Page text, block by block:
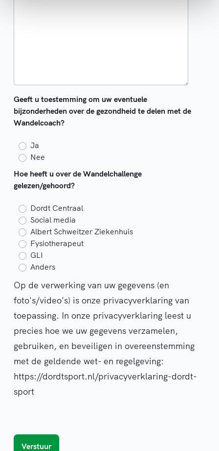
Geeft u toestemming om uw eventuele
bijzonderheden over de gezondheid te delen met de
Wandelcoach?
Ja
Nee
Hoe heeft u over de Wandelchallenge
gelezen/gehoord?
Dordt Centraal
Social media
Albert Schweitzer Ziekenhuis
Fysiotherapeut
GLI
Anders
Op de verwerking van uw gegevens (en
foto's/video's) is onze privacyverklaring van
toepassing. In onze privacyverklaring leest u
precies hoe we uw gegevens verzamelen,
gebruiken, en beveiligen in overeenstemming
met de geldende wet- en regelgeving:
https://dordtsport.nl/privacyverklaring-dordt-
sport